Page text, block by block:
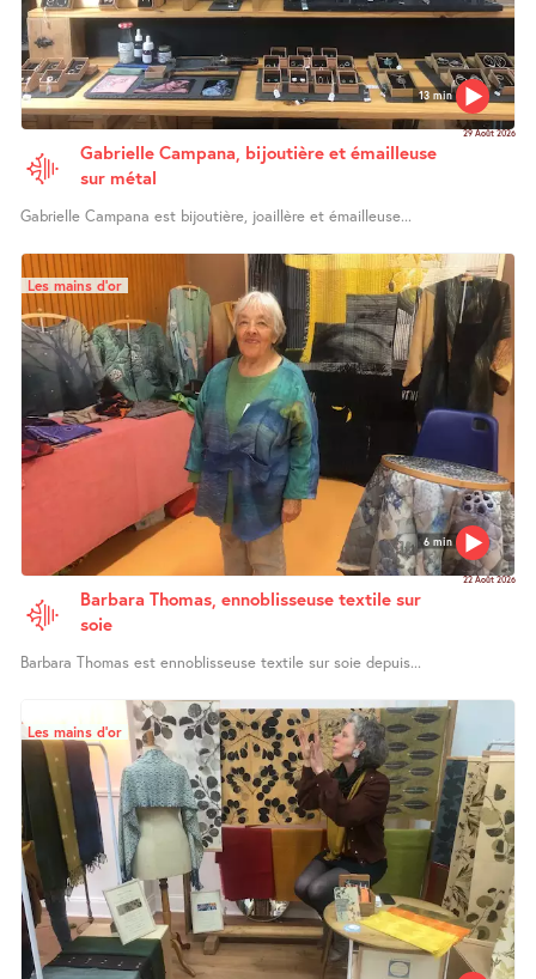
13 min
29 Août 2026
Gabrielle Campana, bijoutière et émailleuse
sur métal
Gabrielle Campana est bijoutière, joaillère et émailleuse...
6 min
Les mains d’or
22 Août 2026
Barbara Thomas, ennoblisseuse textile sur
soie
Barbara Thomas est ennoblisseuse textile sur soie depuis...
Les mains d’or